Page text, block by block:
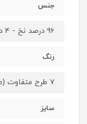
جنس
96 درصد نخ - 4 درصد الستان
رنگ
7 طرح متفاوت (طبق عکس)
سایز